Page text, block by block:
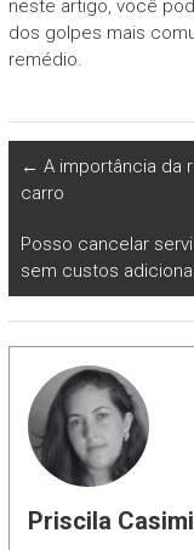
neste artigo, você
dos golpes mais
remédio.
← A importância da
carro
Posso cancelar
sem custos
Priscila